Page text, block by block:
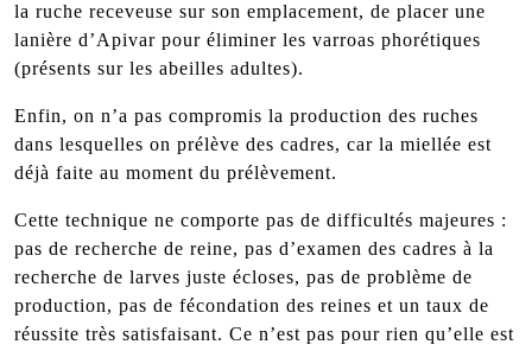
la ruche receveuse sur son emplacement, de placer une
lanière d’Apivar pour éliminer les varroas phorétiques
(présents sur les abeilles adultes).
Enfin, on n’a pas compromis la production des ruches
dans lesquelles on prélève des cadres, car la miellée est
déjà faite au moment du prélèvement.
Cette technique ne comporte pas de difficultés majeures :
pas de recherche de reine, pas d’examen des cadres à la
recherche de larves juste écloses, pas de problème de
production, pas de fécondation des reines et un taux de
réussite très satisfaisant. Ce n’est pas pour rien qu’elle est